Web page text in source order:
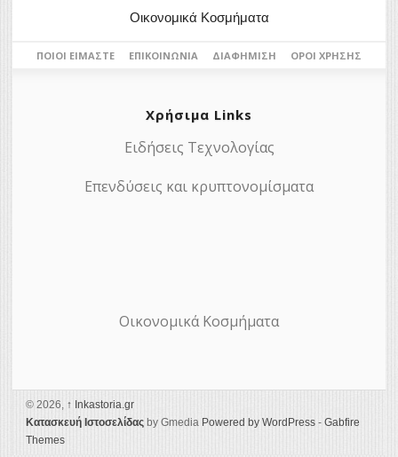
Οικονομικά Κοσμήματα
ΠΟΙΟΙ ΕΊΜΑΣΤΕ ΕΠΙΚΟΙΝΩΝΊΑ ΔΙΑΦΉΜΙΣΗ ΌΡΟΙ ΧΡΉΣΗΣ
Χρήσιμα Links
Ειδήσεις Τεχνολογίας
Επενδύσεις και κρυπτονομίσματα
Οικονομικά Κοσμήματα
© 2026, ↑ Ιnkastoria.gr
Κατασκευή Ιστοσελίδας by Gmedia Powered by WordPress - Gabfire
Themes